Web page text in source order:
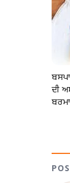
ਦੀ